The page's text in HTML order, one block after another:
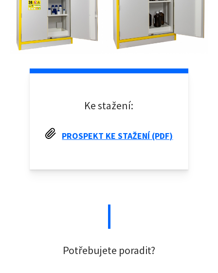
Ke stažení:
PROSPEKT KE STAŽENÍ (PDF)
Potřebujete poradit?